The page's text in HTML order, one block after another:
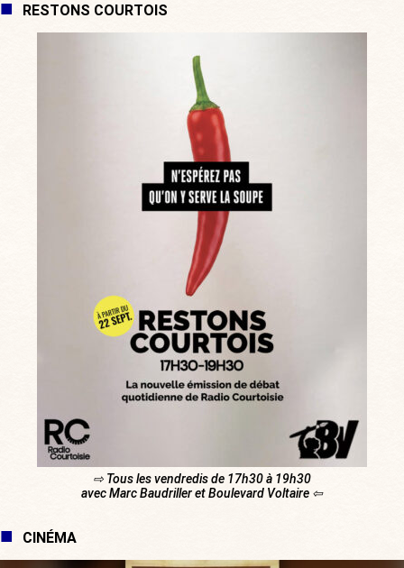
RESTONS COURTOIS
⇨ Tous les vendredis de 17h30 à 19h30
avec Marc Baudriller et Boulevard Voltaire ⇦
CINÉMA